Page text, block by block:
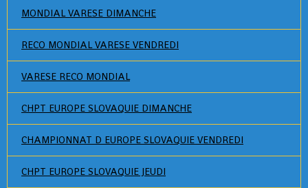
MONDIAL VARESE DIMANCHE
RECO MONDIAL VARESE VENDREDI
VARESE RECO MONDIAL
CHPT EUROPE SLOVAQUIE DIMANCHE
CHAMPIONNAT D EUROPE SLOVAQUIE VENDREDI
CHPT EUROPE SLOVAQUIE JEUDI